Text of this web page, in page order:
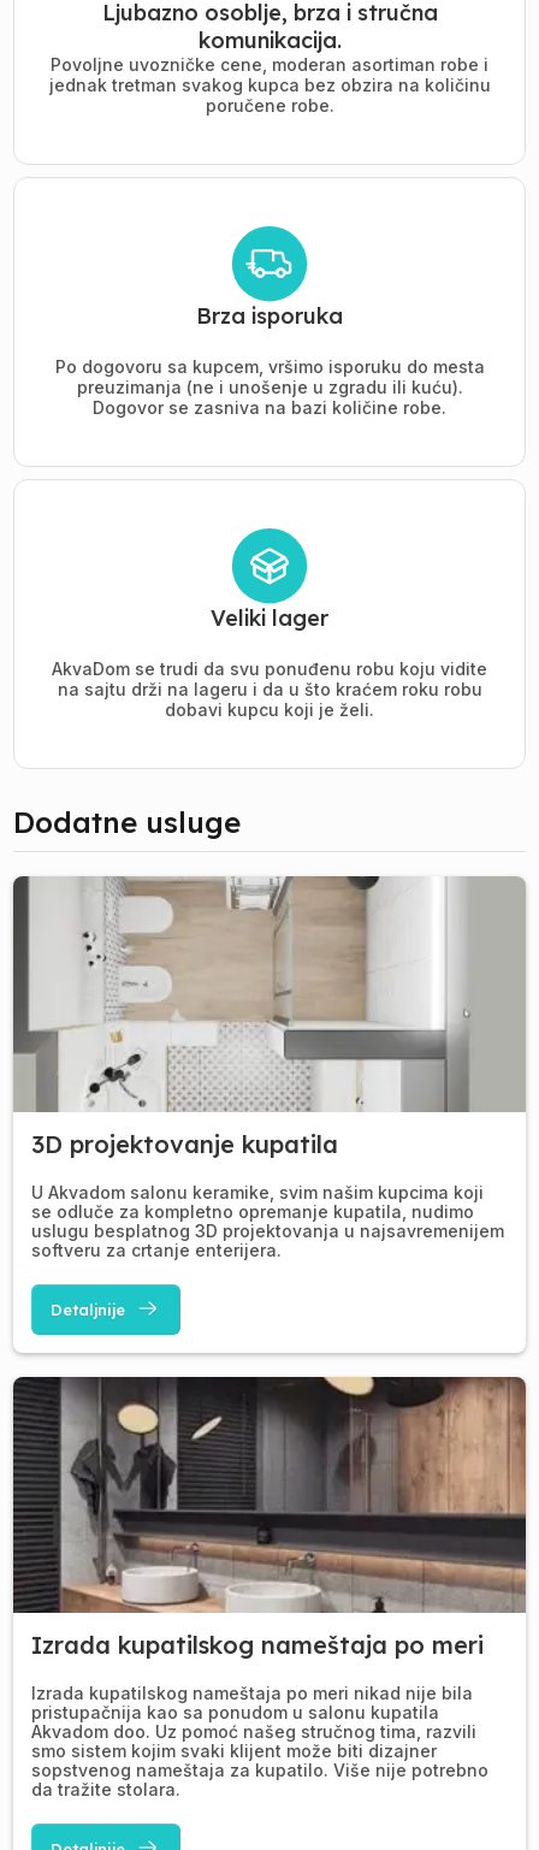
Ljubazno osoblje, brza i stručna
komunikacija.
Povoljne uvozničke cene, moderan asortiman robe i
jednak tretman svakog kupca bez obzira na količinu
poručene robe.
Brza isporuka
Po dogovoru sa kupcem, vršimo isporuku do mesta
preuzimanja (ne i unošenje u zgradu ili kuću).
Dogovor se zasniva na bazi količine robe.
Veliki lager
AkvaDom se trudi da svu ponuđenu robu koju vidite
na sajtu drži na lageru i da u što kraćem roku robu
dobavi kupcu koji je želi.
Dodatne usluge
3D projektovanje kupatila
U Akvadom salonu keramike, svim našim kupcima koji
se odluče za kompletno opremanje kupatila, nudimo
uslugu besplatnog 3D projektovanja u najsavremenijem
softveru za crtanje enterijera.
Detaljnije
Izrada kupatilskog nameštaja po meri
Izrada kupatilskog nameštaja po meri nikad nije bila
pristupačnija kao sa ponudom u salonu kupatila
Akvadom doo. Uz pomoć našeg stručnog tima, razvili
smo sistem kojim svaki klijent može biti dizajner
sopstvenog nameštaja za kupatilo. Više nije potrebno
da tražite stolara.